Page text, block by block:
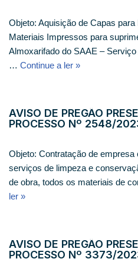
Objeto: Aquisição de Capas
Materiais Impressos para
Almoxarifado do SAAE –
… Continue a ler »
AVISO DE PREGÃO
PROCESSO Nº 2548/
Objeto: Contratação de
serviços de limpeza e
de obra, todos os materiais de
ler »
AVISO DE PREGÃO
PROCESSO Nº 3373/